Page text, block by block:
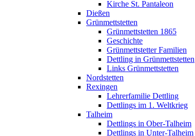
Kirche St. Pantaleon
Dießen
Grünmettstetten
Grünmettstetten 1865
Geschichte
Grünmettstetter Familien
Dettling in Grünmettstetten
Links Grünmettstetten
Nordstetten
Rexingen
Lehrerfamilie Dettling
Dettlings im 1. Weltkrieg
Talheim
Dettlings in Ober-Talheim
Dettlings in Unter-Talheim